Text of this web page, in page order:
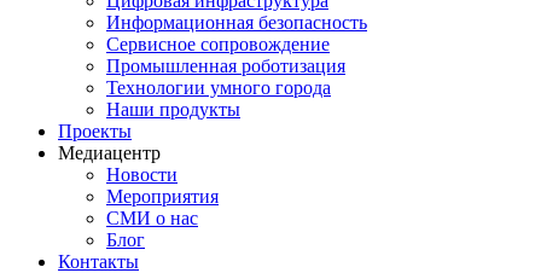
Информационная безопасность
Сервисное сопровождение
Промышленная роботизация
Технологии умного города
Наши продукты
Проекты
Медиацентр
Новости
Мероприятия
СМИ о нас
Блог
Контакты